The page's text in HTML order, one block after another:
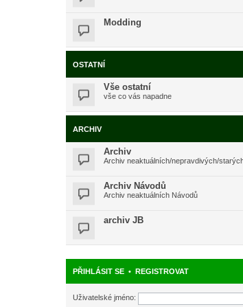
Modding
OSTATNÍ
Vše ostatní
vše co vás napadne
ARCHIV
Archiv
Archiv neaktuálních/nepravdivých/
Archiv Návodů
Archiv neaktuálních Návodů
archiv JB
PŘIHLÁSIT SE • REGISTROVAT
Uživatelské jméno: